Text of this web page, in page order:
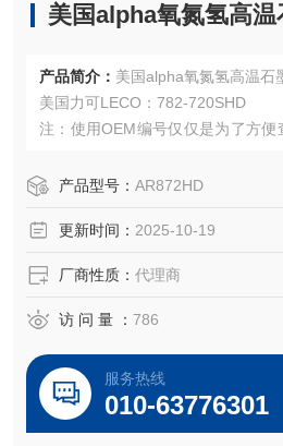
美国alpha氧氮氢高温
产品简介： 美国alpha氧氮氢高温石
美国力可LECO：782-720SHD
注：使用OEM编号仅仅是为了方便
于所对应仪器。
产品型号： AR872HD
更新时间： 2025-10-19
厂商性质： 代理商
访 问 量 ： 786
服务热线
010-63776301